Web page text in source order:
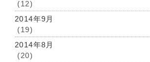
(12)
2014年9月
(19)
2014年8月
(20)